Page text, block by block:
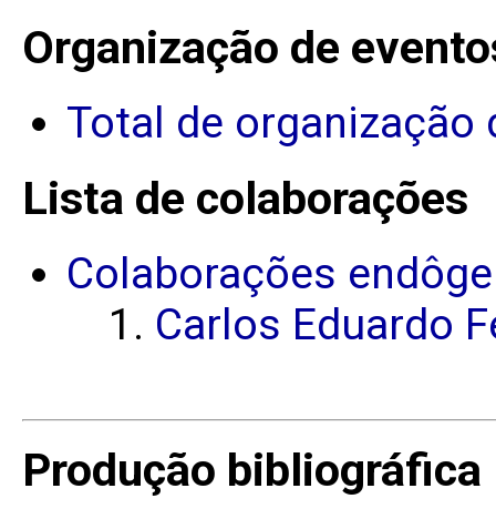
Organização de
Total de organização
Lista de colaborações
Colaborações
Carlos Eduardo
Produção bibliográfica